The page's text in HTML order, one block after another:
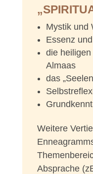
Mystik und
Essenz
die
Almaas
das
Weitere
Absprache